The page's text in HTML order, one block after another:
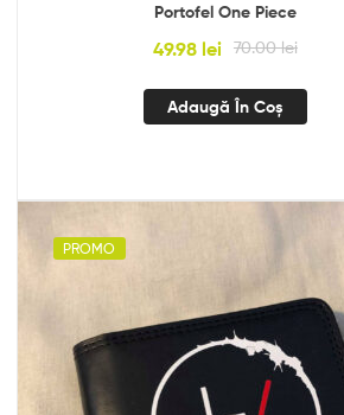
Portofel One Piece
70.00lei
49.98 lei
Adaugă În Coș
PROMO